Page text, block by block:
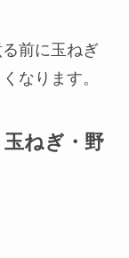
前に玉ねぎ
なります。
玉ねぎ・野